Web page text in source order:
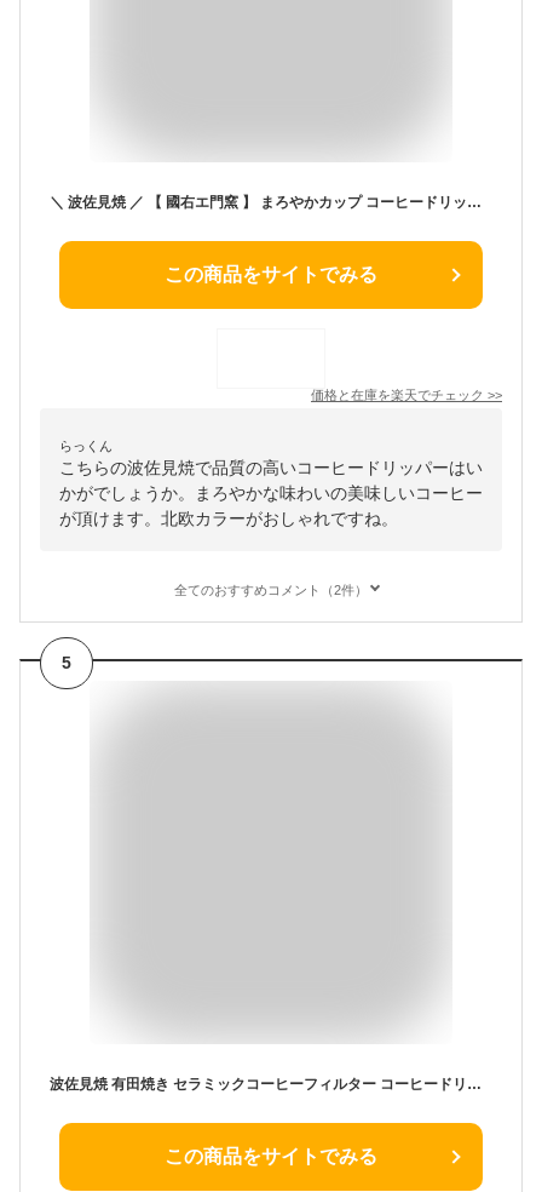
＼ 波佐見焼 ／ 【 國右エ門窯 】 まろやかカップ コーヒードリッパー 陶器製 珈琲 ドリッパー ハンドドリップ コーヒー 北欧 北欧カラー おしゃれ かわいい ペア 夫婦 プレゼント 贈答用 キャンプ アウトドア セット はさみ焼き 持ちやすい お茶 バリスタ 国右エ門窯
この商品をサイトでみる
価格と在庫を楽天でチェック >>
らっくん
こちらの波佐見焼で品質の高いコーヒードリッパーはい
かがでしょうか。まろやかな味わいの美味しいコーヒー
が頂けます。北欧カラーがおしゃれですね。
全てのおすすめコメント（2件）
5
波佐見焼 有田焼き セラミックコーヒーフィルター コーヒードリッパー ペーパーレス 紙フィルター不要 陶器 エコフィルター お祝い コーヒー好きギフト 黒 レビュー特典【最短当日出荷 送料無料】
この商品をサイトでみる